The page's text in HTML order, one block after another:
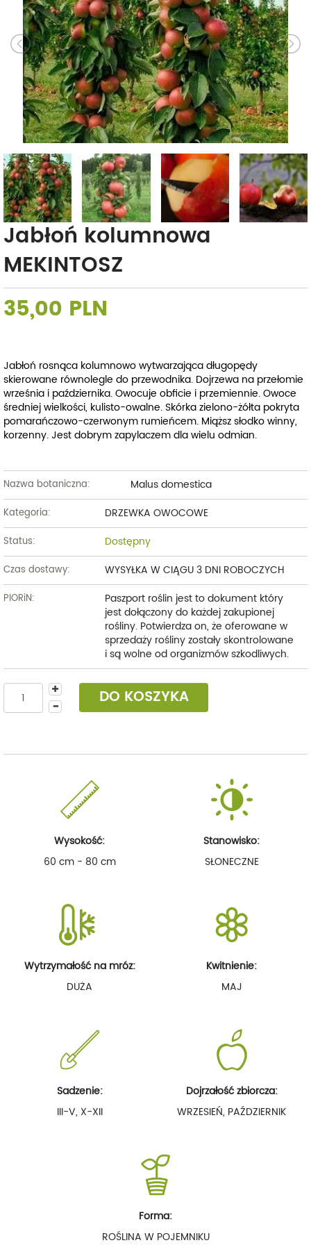
Jabłoń kolumnowa
MEKINTOSZ
35,00 PLN
Jabłoń rosnąca kolumnowo wytwarzająca długopędy
skierowane równolegle do przewodnika. Dojrzewa na przełomie
września i października. Owocuje obficie i przemiennie. Owoce
średniej wielkości, kulisto-owalne. Skórka zielono-żółta pokryta
pomarańczowo-czerwonym rumieńcem. Miąższ słodko winny,
korzenny. Jest dobrym zapylaczem dla wielu odmian.
Nazwa botaniczna: Malus domestica
Kategoria: DRZEWKA OWOCOWE
Status: Dostępny
Czas dostawy: WYSYŁKA W CIĄGU 3 DNI ROBOCZYCH
PIORiN:
Paszport roślin jest to dokument który
jest dołączony do każdej zakupionej
rośliny. Potwierdza on, że oferowane w
sprzedaży rośliny zostały skontrolowane
i są wolne od organizmów szkodliwych.
DO KOSZYKA
Wysokość:
60 cm - 80 cm
Stanowisko:
SŁONECZNE
Wytrzymałość na mróz:
DUŻA
Kwitnienie:
MAJ
Sadzenie:
III-V, X-XII
Dojrzałość zbiorcza:
WRZESIEŃ, PAŹDZIERNIK
Forma:
ROŚLINA W POJEMNIKU